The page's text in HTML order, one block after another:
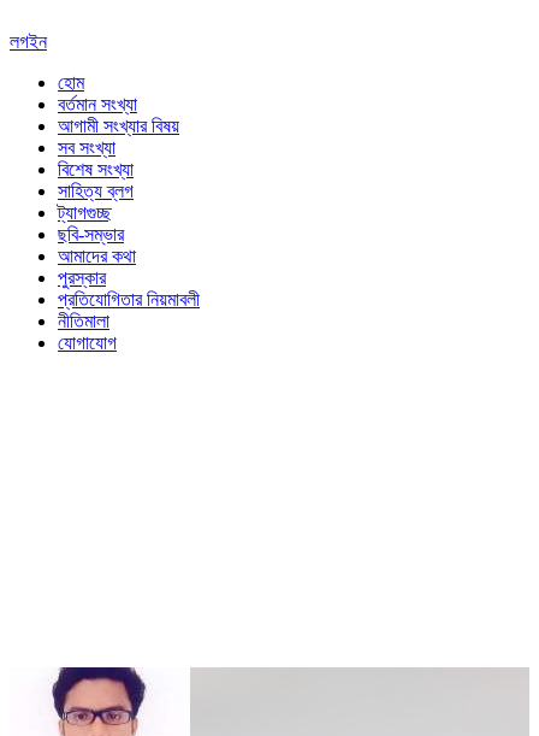
লগইন
হোম
বর্তমান সংখ্যা
আগামী সংখ্যার বিষয়
সব সংখ্যা
বিশেষ সংখ্যা
সাহিত্য ব্লগ
ট্যাগগুচ্ছ
ছবি-সম্ভার
আমাদের কথা
পুরস্কার
প্রতিযোগিতার নিয়মাবলী
নীতিমালা
যোগাযোগ